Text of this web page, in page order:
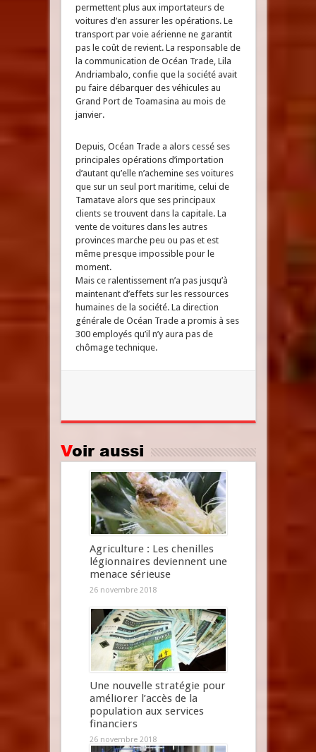
permettent plus aux importateurs de
voitures d’en assurer les opérations. Le
transport par voie aérienne ne garantit
pas le coût de revient. La responsable de
la communication de Océan Trade, Lila
Andriambalo, confie que la société avait
pu faire débarquer des véhicules au
Grand Port de Toamasina au mois de
janvier.
Depuis, Océan Trade a alors cessé ses
principales opérations d’importation
d’autant qu’elle n’achemine ses voitures
que sur un seul port maritime, celui de
Tamatave alors que ses principaux
clients se trouvent dans la capitale. La
vente de voitures dans les autres
provinces marche peu ou pas et est
même presque impossible pour le
moment.
Mais ce ralentissement n’a pas jusqu’à
maintenant d’effets sur les ressources
humaines de la société. La direction
générale de Océan Trade a promis à ses
300 employés qu’il n’y aura pas de
chômage technique.
Voir aussi
Agriculture : Les chenilles
légionnaires deviennent une
menace sérieuse
26 novembre 2018
Une nouvelle stratégie pour
améliorer l’accès de la
population aux services
financiers
26 novembre 2018